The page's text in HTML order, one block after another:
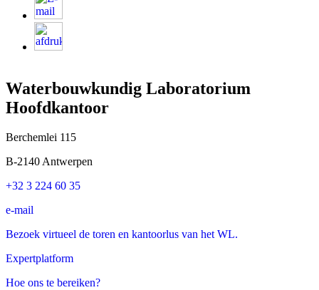
Waterbouwkundig Laboratorium
Hoofdkantoor
Berchemlei 115
B-2140 Antwerpen
+32 3 224 60 35
e-mail
Bezoek virtueel de toren en kantoorlus van het WL.
Expertplatform
Hoe ons te bereiken?